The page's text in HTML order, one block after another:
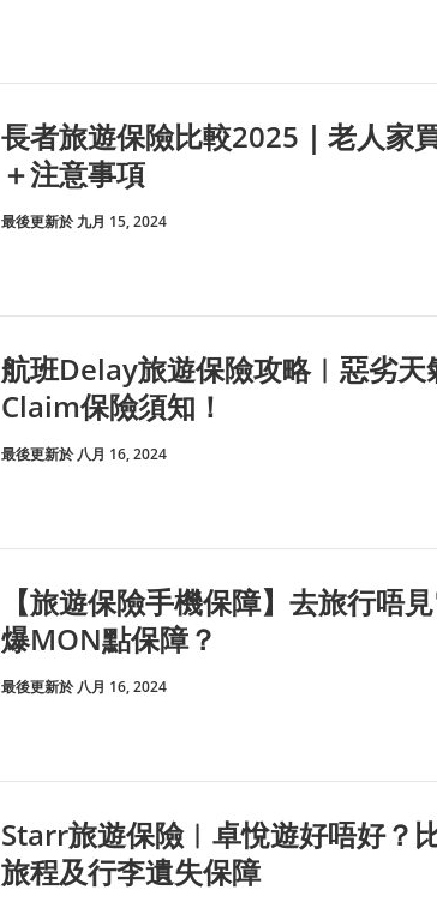
長者旅遊保險比較2025｜老人家
＋注意事項
最後更新於 九月 15, 2024
航班Delay旅遊保險攻略︱惡劣天
Claim保險須知！
最後更新於 八月 16, 2024
【旅遊保險手機保障】去旅行唔
爆MON點保障？
最後更新於 八月 16, 2024
Starr旅遊保險︱卓悅遊好唔好？
旅程及行李遺失保障